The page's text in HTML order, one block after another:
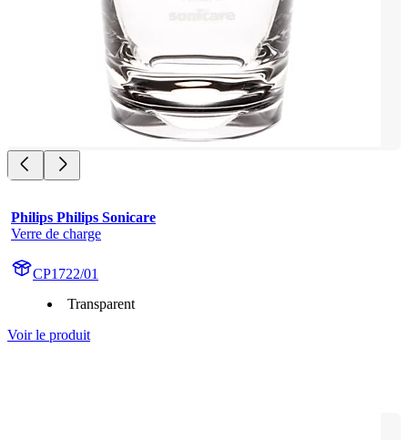
Philips Philips Sonicare
Verre de charge
CP1722/01
Transparent
Voir le produit